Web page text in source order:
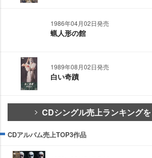
1986年04月02日発売
蝋人形の館
1989年08月02日発売
白い奇蹟
CDシングル売上ランキング
CDアルバム売上TOP3作品